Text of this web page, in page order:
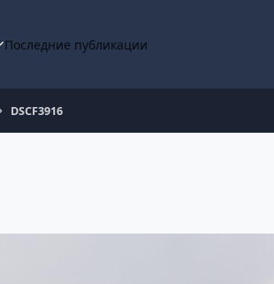
Последние публикации
DSCF3916